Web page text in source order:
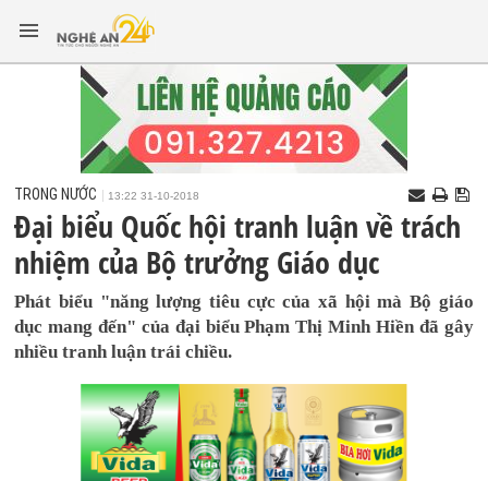
TRONG NƯỚC 13:22 31-10-2018
Đại biểu Quốc hội tranh luận về trách
nhiệm của Bộ trưởng Giáo dục
Phát biểu "năng lượng tiêu cực của xã hội mà Bộ giáo
dục mang đến" của đại biểu Phạm Thị Minh Hiền đã gây
nhiều tranh luận trái chiều.